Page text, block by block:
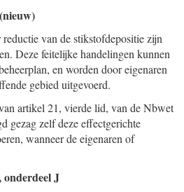
van de stikstofdepositie zijn
Deze feitelijke handelingen kunnen
en worden door eigenaren
gebied uitgevoerd.
artikel 21, vierde lid, van de Nbwet
gezag zelf deze effectgerichte
wanneer de eigenaren of
J